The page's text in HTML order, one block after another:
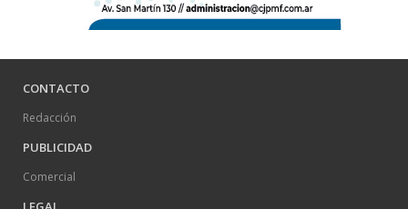
CONTACTO
Redacción
PUBLICIDAD
Comercial